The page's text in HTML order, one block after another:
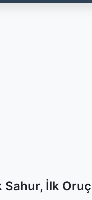
Sahur, İlk Oruç